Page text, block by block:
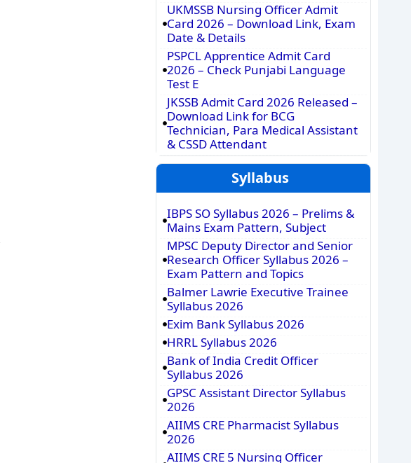
UKMSSB Nursing Officer Admit
Card 2026 – Download Link, Exam
Date & Details
PSPCL Apprentice Admit Card
2026 – Check Punjabi Language
Test E
JKSSB Admit Card 2026 Released –
Download Link for BCG
Technician, Para Medical Assistant
& CSSD Attendant
Syllabus
IBPS SO Syllabus 2026 – Prelims &
Mains Exam Pattern, Subject
MPSC Deputy Director and Senior
Research Officer Syllabus 2026 –
Exam Pattern and Topics
Balmer Lawrie Executive Trainee
Syllabus 2026
Exim Bank Syllabus 2026
HRRL Syllabus 2026
Bank of India Credit Officer
Syllabus 2026
GPSC Assistant Director Syllabus
2026
AIIMS CRE Pharmacist Syllabus
2026
AIIMS CRE 5 Nursing Officer